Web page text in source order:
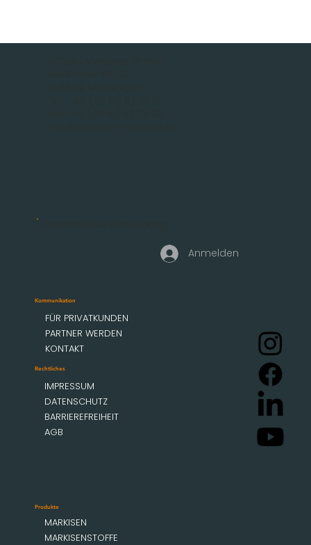
Produkte
MARKISEN
MARKISENSTOFFE
Kommunikation
FÜR PRIVATKUNDEN
PARTNER WERDEN
KONTAKT
Rechtliches
IMPRESSUM
DATENSCHUTZ
BARRIEREFREIHEIT
AGB
Anmelden